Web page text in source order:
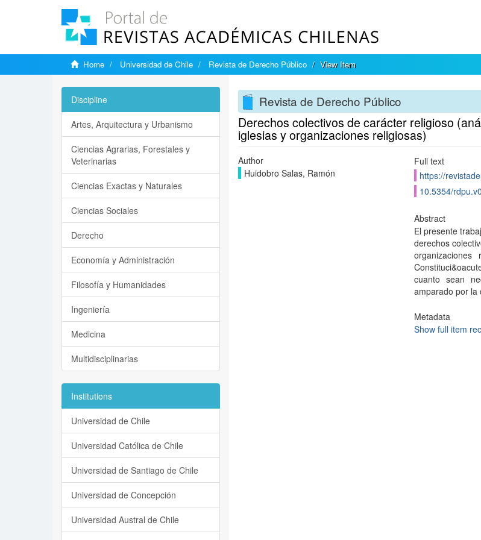
Home Universidad de Chile Revista de Derecho Público View Item
Revista de Derecho Público
Derechos colectivos de carácter religioso
iglesias y organizaciones religiosas)
Author
Huidobro Salas, Ramón
Full text
https://
10.5354/
Abstract
El presente
derechos
organizaciones
cuanto sean
amparado por la
Metadata
Show full item
Discipline
Artes, Arquitectura y Urbanismo
Ciencias Agrarias, Forestales y
Veterinarias
Ciencias Exactas y Naturales
Ciencias Sociales
Derecho
Economía y Administración
Filosofía y Humanidades
Ingeniería
Medicina
Multidisciplinarias
Institutions
Universidad de Chile
Universidad Católica de Chile
Universidad de Santiago de Chile
Universidad de Concepción
Universidad Austral de Chile